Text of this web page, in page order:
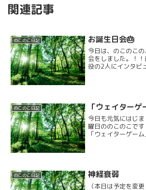
関連記事
のこのこ日記 お誕生日会🎂
今日は、のこのこ
会をしました。！
役の2人にインタビ
のこのこ日記 「ウェイターゲ
今日も元気にはじ
曜日ののこのこで
「ウェイターゲー
のこのこ日記 神経衰弱
（本日は予定を変